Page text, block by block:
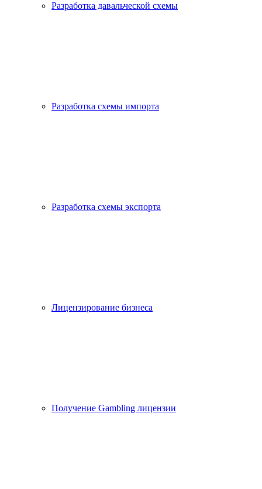
Разработка давальческой схемы
Разработка схемы импорта
Разработка схемы экспорта
Лицензирование бизнеса
Получение Gambling лицензии